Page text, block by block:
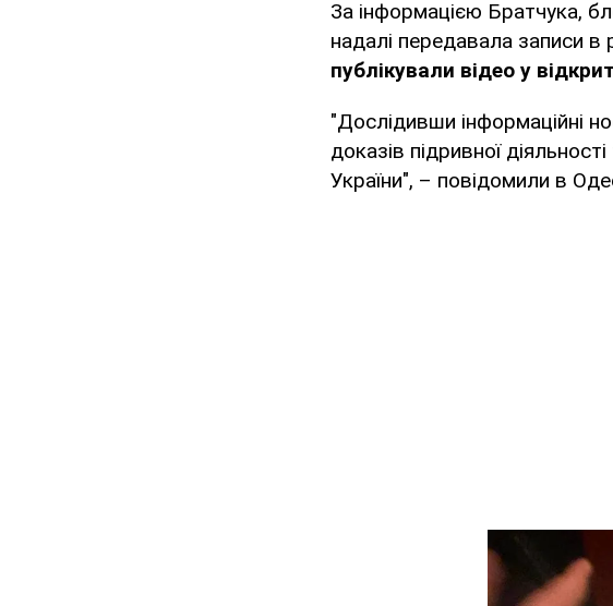
За інформацією Братчука,
надалі передавала записи в
публікували відео у
"Дослідивши інформаційні
доказів підривної
України", – повідомили в